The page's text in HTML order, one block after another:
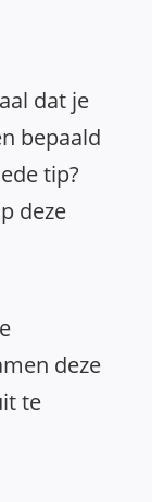
dat je
bepaald
tip?
deze
deze
te